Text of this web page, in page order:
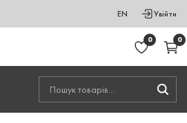
EN Увійти
0 0